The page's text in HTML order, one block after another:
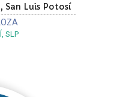
San Luis Potosí
SLP